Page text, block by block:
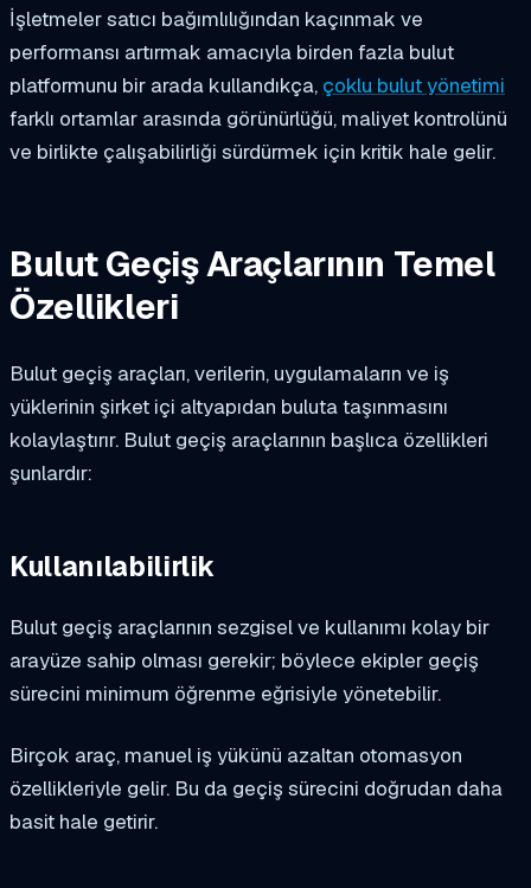
İşletmeler satıcı bağımlılığından kaçınmak ve
performansı artırmak amacıyla birden fazla bulut
platformunu bir arada kullandıkça, çoklu bulut yönetimi
farklı ortamlar arasında görünürlüğü, maliyet kontrolünü
ve birlikte çalışabilirliği sürdürmek için kritik hale gelir.
Bulut Geçiş Araçlarının Temel
Özellikleri
Bulut geçiş araçları, verilerin, uygulamaların ve iş
yüklerinin şirket içi altyapıdan buluta taşınmasını
kolaylaştırır. Bulut geçiş araçlarının başlıca özellikleri
şunlardır:
Kullanılabilirlik
Bulut geçiş araçlarının sezgisel ve kullanımı kolay bir
arayüze sahip olması gerekir; böylece ekipler geçiş
sürecini minimum öğrenme eğrisiyle yönetebilir.
Birçok araç, manuel iş yükünü azaltan otomasyon
özellikleriyle gelir. Bu da geçiş sürecini doğrudan daha
basit hale getirir.